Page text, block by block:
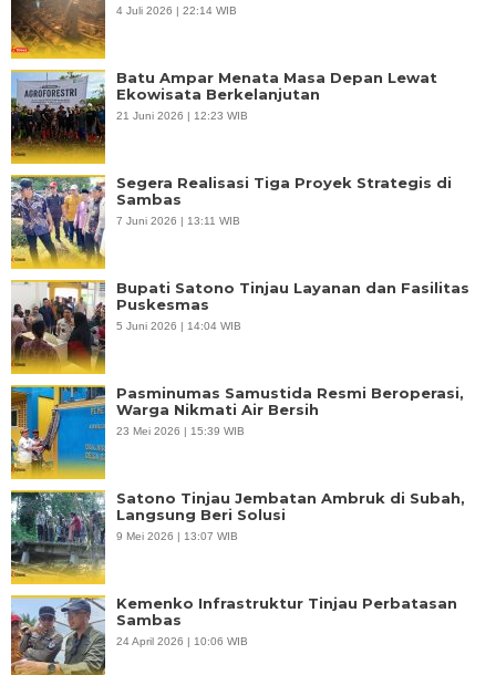
4 Juli 2026 | 22:14 WIB
Batu Ampar Menata Masa Depan Lewat
Ekowisata Berkelanjutan
21 Juni 2026 | 12:23 WIB
Segera Realisasi Tiga Proyek Strategis di
Sambas
7 Juni 2026 | 13:11 WIB
Bupati Satono Tinjau Layanan dan Fasilitas
Puskesmas
5 Juni 2026 | 14:04 WIB
Pasminumas Samustida Resmi Beroperasi,
Warga Nikmati Air Bersih
23 Mei 2026 | 15:39 WIB
Satono Tinjau Jembatan Ambruk di Subah,
Langsung Beri Solusi
9 Mei 2026 | 13:07 WIB
Kemenko Infrastruktur Tinjau Perbatasan
Sambas
24 April 2026 | 10:06 WIB